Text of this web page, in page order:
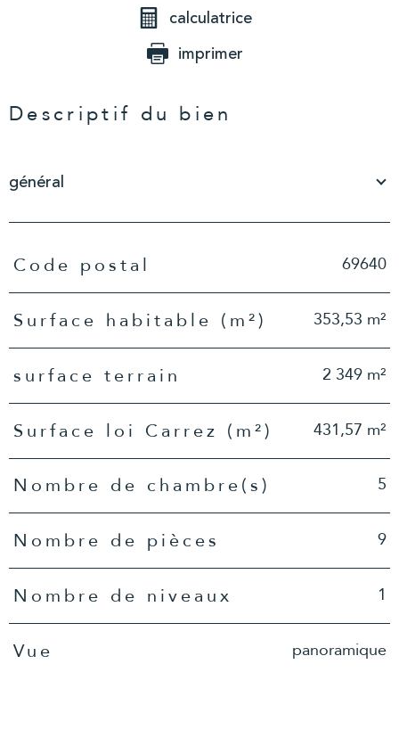
calculatrice
imprimer
Descriptif du bien
général
TRAD_PAMPERO_Caracteristique
Code postal 69640
Surface habitable (m²) 353,53 m²
surface terrain 2 349 m²
Surface loi Carrez (m²) 431,57 m²
Nombre de chambre(s) 5
Nombre de pièces 9
Nombre de niveaux 1
Vue panoramique